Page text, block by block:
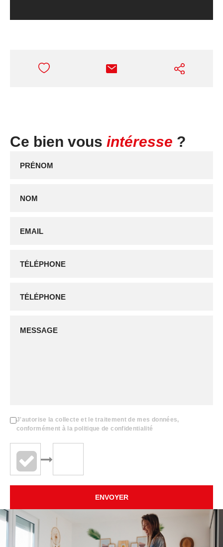
Ce bien vous intéresse ?
J'autorise la collecte et le traitement de mes données,
conformément à la politique de confidentialité
ENVOYER